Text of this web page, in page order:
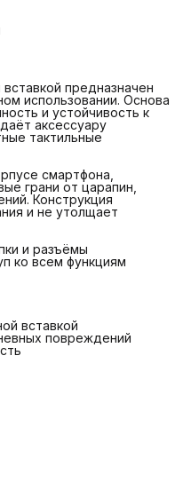
предназначен
использовании. Основа
и устойчивость к
аксессуару
тактильные
смартфона,
грани от царапин,
Конструкция
и не утолщает
и разъёмы
ко всем функциям
вставкой
повреждений